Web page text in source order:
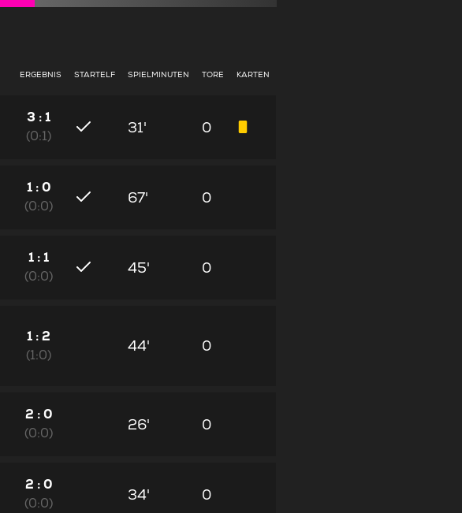
ERGEBNIS STARTELF SPIELMINUTEN TORE KARTEN
3 : 1
(0:1)
31' 0
1 : 0
(0:0)
67' 0
1 : 1
(0:0)
45' 0
1 : 2
(1:0)
44' 0
2 : 0
(0:0)
26' 0
2 : 0
(0:0)
34' 0